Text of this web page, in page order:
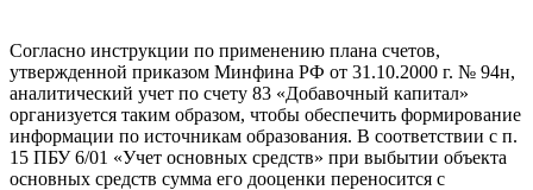
Согласно инструкции по применению плана счетов,
утвержденной приказом Минфина РФ от 31.10.2000 г. № 94н,
аналитический учет по счету 83 «Добавочный капитал»
организуется таким образом, чтобы обеспечить формирование
информации по источникам образования. В соответствии с п.
15 ПБУ 6/01 «Учет основных средств» при выбытии объекта
основных средств сумма его дооценки переносится с